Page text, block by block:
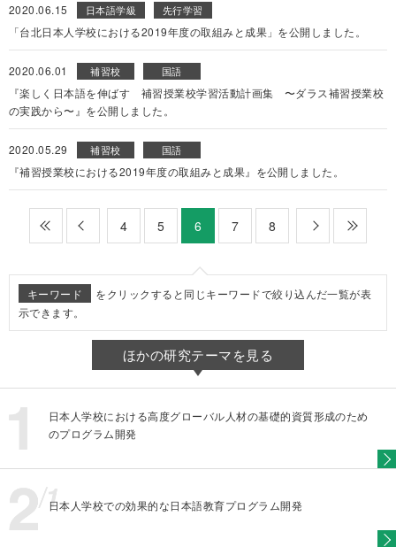
2020.06.15 日本語学級 先行学習
「台北日本人学校における2019年度の取組みと成果」を公開しました。
2020.06.01 補習校 国語
『楽しく日本語を伸ばす 補習授業校学習活動計画集 〜ダラス補習授業校
の実践から〜』を公開しました。
2020.05.29 補習校 国語
『補習授業校における2019年度の取組みと成果』を公開しました。
最初 前 4 5 6 7 8 次 最後
キーワード
をクリックすると同じキーワードで絞り込んだ一覧が表
示できます。
ほかの研究テーマを見る
日本人学校における高度グローバル人材の基礎的資質形成のため
のプログラム開発
日本人学校での効果的な日本語教育プログラム開発